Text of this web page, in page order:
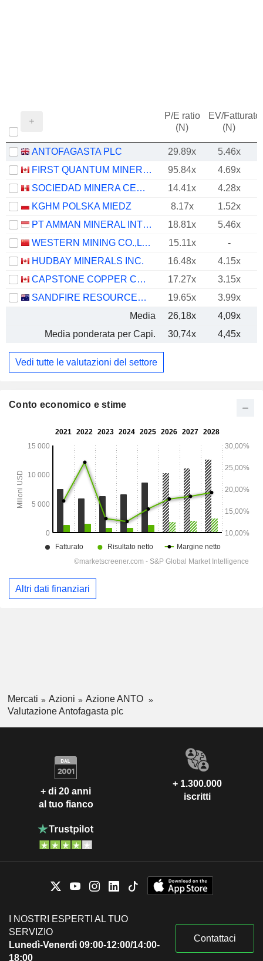
P/E ratio
(N)
EV/Fatturato
(N)
ANTOFAGASTA PLC 29.89x
5.46x
FIRST QUANTUM MINERALS LTD.
95.84x
4.69x
SOCIEDAD MINERA CERRO VERDE S.A.A.
14.41x
4.28x
KGHM POLSKA MIEDZ
8.17x
1.52x
PT AMMAN MINERAL INTERNASIONAL TBK
18.81x 5.46x
WESTERN MINING CO.,LTD.
15.11x
-
HUDBAY MINERALS INC.
16.48x
4.15x
CAPSTONE COPPER CORP.
17.27x
3.15x
SANDFIRE RESOURCES LIMITED
19.65x
3.99x
Media
26,18x
4,09x
Media ponderata per Capi.
30,74x 4,45x
Vedi tutte le valutazioni del settore
Conto economico e stime
Altri dati finanziari
Mercati Azioni
Azione ANTO
Valutazione Antofagasta plc
+ di 20 anni
al tuo fianco
+ 1.300.000
iscritti
I NOSTRI ESPERTI AL TUO
SERVIZIO
Lunedì-Venerdì 09:00-12:00/14:00-
18:00
Contattaci